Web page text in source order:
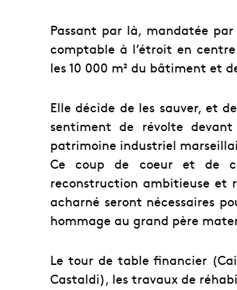
Passant par là, mandatée
comptable à l’étroit en
les 10 000 m² du bâtiment et
Elle décide de les sauver, et
sentiment de révolte
patrimoine industriel
Ce coup de coeur et de
reconstruction ambitieuse et
acharné seront nécessaires
hommage au grand père
Le tour de table financier
Castaldi), les travaux de